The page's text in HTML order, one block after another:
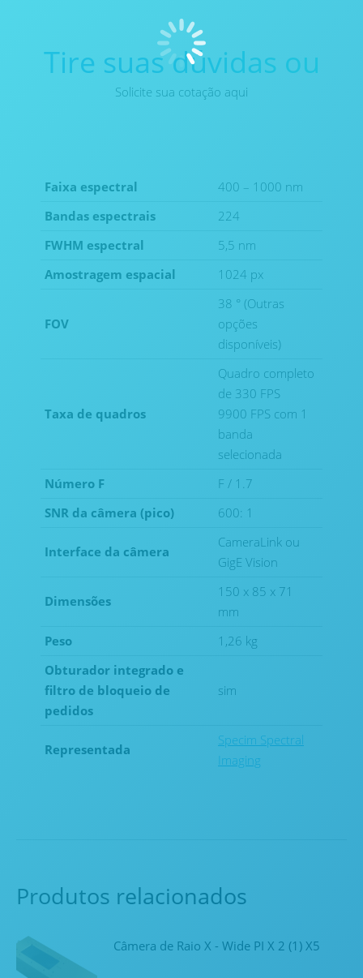
Tire suas dúvidas ou
Solicite sua cotação aqui
Faixa espectral
400 – 1000 nm
Bandas espectrais
224
FWHM espectral
5,5 nm
Amostragem espacial
1024 px
FOV
38 ° (Outras
opções
disponíveis)
Taxa de quadros
Quadro completo
de 330 FPS
9900 FPS com 1
banda
selecionada
Número F
F / 1.7
SNR da câmera (pico)
600: 1
Interface da câmera
CameraLink ou
GigE Vision
Dimensões
150 x 85 x 71
mm
Peso
1,26 kg
Obturador integrado e
filtro de bloqueio de
pedidos
sim
Representada
Specim Spectral
Imaging
Produtos relacionados
Câmera de Raio X - Wide PI X 2 (1) X5